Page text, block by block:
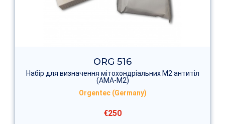
ORG 516
Набір для визначення мітохондріальних M2 антитіл
(AMA-M2)
Orgentec (Germany)
€250